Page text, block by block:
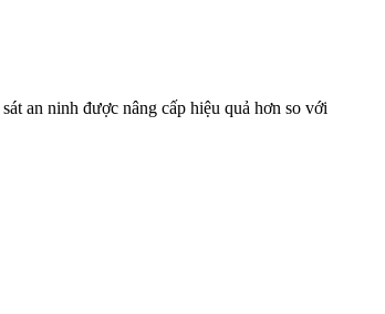
an ninh được nâng cấp hiệu quả hơn so với